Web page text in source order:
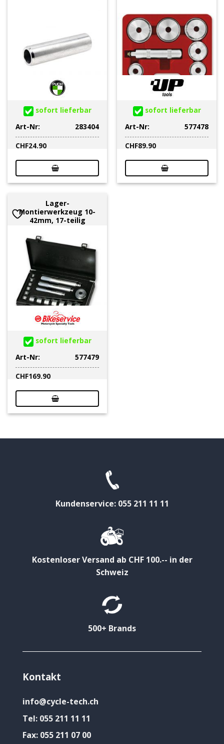
sofort lieferbar
Art-Nr:
283404
CHF24.90
sofort lieferbar
Art-Nr:
577478
CHF89.90
Lager-
Montierwerkzeug 10-
42mm, 17-teilig
sofort lieferbar
Art-Nr:
577479
CHF169.90
Kundenservice: 055 211 11 11
Kostenloser Versand ab CHF 100.-- in der
Schweiz
500+ Brands
Kontakt
info@cycle-tech.ch
Tel: 055 211 11 11
Fax: 055 211 07 00